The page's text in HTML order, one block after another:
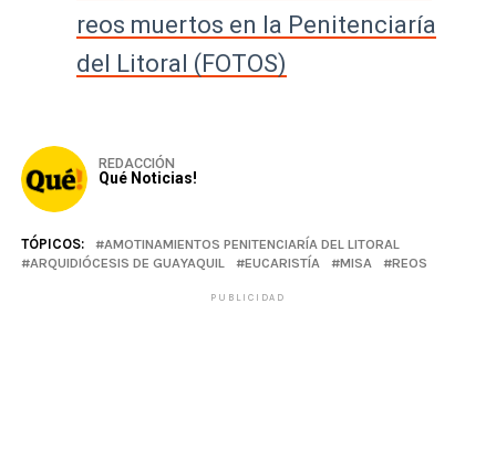
reos muertos en la Penitenciaría
del Litoral (FOTOS)
REDACCIÓN
Qué Noticias!
TÓPICOS:
AMOTINAMIENTOS PENITENCIARÍA DEL LITORAL
ARQUIDIÓCESIS DE GUAYAQUIL
EUCARISTÍA MISA REOS
PUBLICIDAD